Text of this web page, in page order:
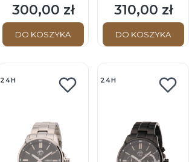
Męski - Zegarek
kwarcowy na
bransolecie
Cena
300,00 zł
DO KOSZYKA
- Męski - Zegarek
kwarcowy na
bransolecie
Cena
310,00 zł
DO KOSZYKA
24H 24H